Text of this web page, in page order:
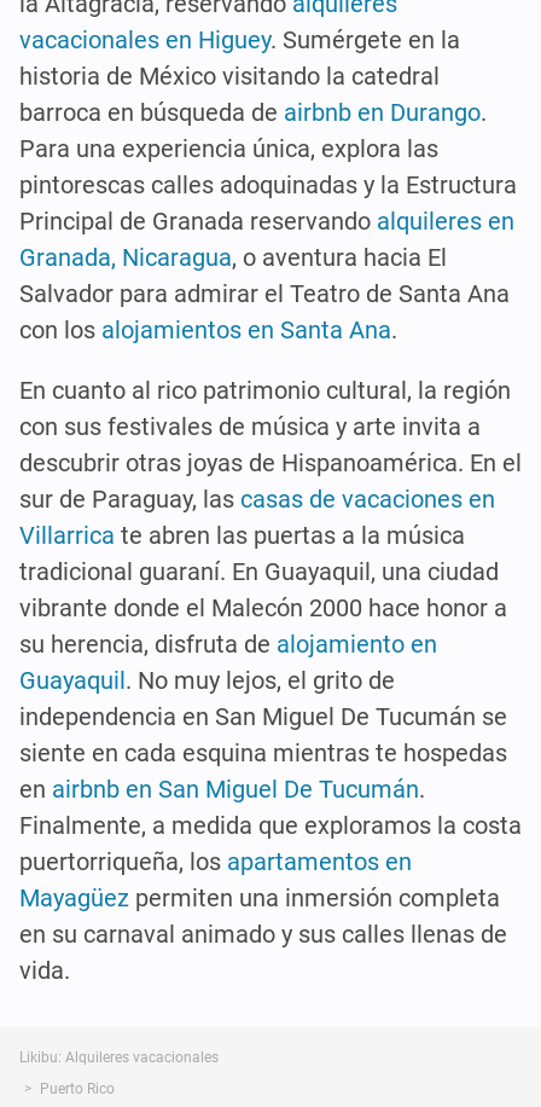
vacacionales en Higuey. Sumérgete en la
historia de México visitando la catedral
barroca en búsqueda de airbnb en Durango.
Para una experiencia única, explora las
pintorescas calles adoquinadas y la Estructura
Principal de Granada reservando alquileres en
Granada, Nicaragua, o aventura hacia El
Salvador para admirar el Teatro de Santa Ana
con los alojamientos en Santa Ana.
En cuanto al rico patrimonio cultural, la región
con sus festivales de música y arte invita a
descubrir otras joyas de Hispanoamérica. En el
sur de Paraguay, las casas de vacaciones en
Villarrica te abren las puertas a la música
tradicional guaraní. En Guayaquil, una ciudad
vibrante donde el Malecón 2000 hace honor a
su herencia, disfruta de alojamiento en
Guayaquil. No muy lejos, el grito de
independencia en San Miguel De Tucumán se
siente en cada esquina mientras te hospedas
en airbnb en San Miguel De Tucumán.
Finalmente, a medida que exploramos la costa
puertorriqueña, los apartamentos en
Mayagüez permiten una inmersión completa
en su carnaval animado y sus calles llenas de
vida.
Likibu: Alquileres vacacionales
Puerto Rico